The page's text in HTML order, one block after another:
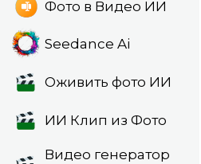
Фото в Видео ИИ
Seedance Ai
Оживить фото ИИ
ИИ Клип из Фото
Видео генератор